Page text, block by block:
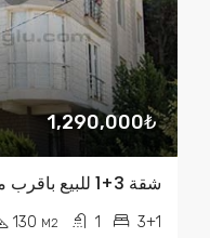
1,290,000₺
3+1
1
130 M2